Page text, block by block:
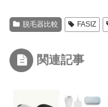
脱毛器比較 FASIZ
関連記事